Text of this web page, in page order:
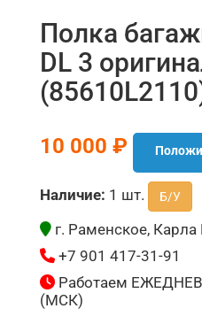
Полка
DL 3
10 000 ₽
Наличие: 1 шт. Б/У
г. Раменское,
+7 901 417-31-91
Работаем
(МСК)